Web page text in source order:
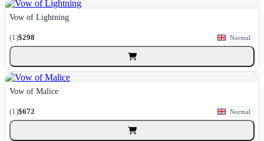
Vow of Lightning
(1)$298 Normal
Vow of Malice
(1)$672 Normal